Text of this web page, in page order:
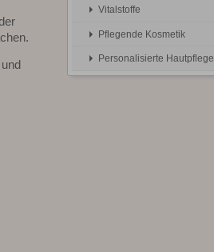
Vitalstoffe
Pflegende Kosmetik
Personalisierte Hautpflege